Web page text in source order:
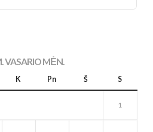
VASARIO MĖN.
K Pn Š S
1